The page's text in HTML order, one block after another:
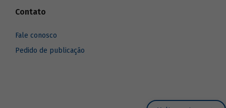
Contato
Fale conosco
Pedido de publicação